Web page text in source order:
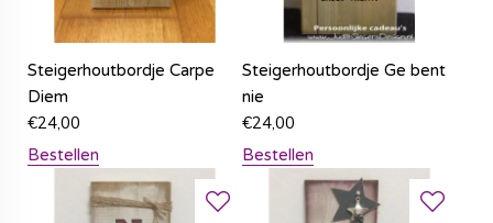
Steigerhoutbordje Carpe
Diem
€24,00
Bestellen
Steigerhoutbordje Ge bent
nie
€24,00
Bestellen